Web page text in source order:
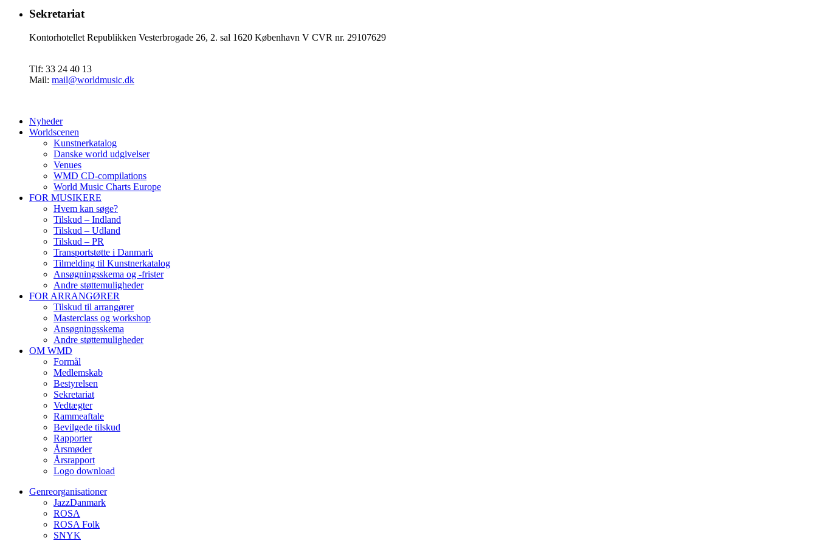
Sekretariat
Kontorhotellet Republikken Vesterbrogade 26, 2. sal 1620 København V CVR nr. 29107629
Tlf: 33 24 40 13
Mail: mail@worldmusic.dk
Nyheder
Worldscenen
Kunstnerkatalog
Danske world udgivelser
Venues
WMD CD-compilations
World Music Charts Europe
FOR MUSIKERE
Hvem kan søge?
Tilskud – Indland
Tilskud – Udland
Tilskud – PR
Transportstøtte i Danmark
Tilmelding til Kunstnerkatalog
Ansøgningsskema og -frister
Andre støttemuligheder
FOR ARRANGØRER
Tilskud til arrangører
Masterclass og workshop
Ansøgningsskema
Andre støttemuligheder
OM WMD
Formål
Medlemskab
Bestyrelsen
Sekretariat
Vedtægter
Rammeaftale
Bevilgede tilskud
Rapporter
Årsmøder
Årsrapport
Logo download
Genreorganisationer
JazzDanmark
ROSA
ROSA Folk
SNYK